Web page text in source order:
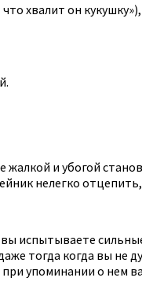
хвалит он
и убогой
нелегко
испытываете
тогда когда вы не
упоминании о нем